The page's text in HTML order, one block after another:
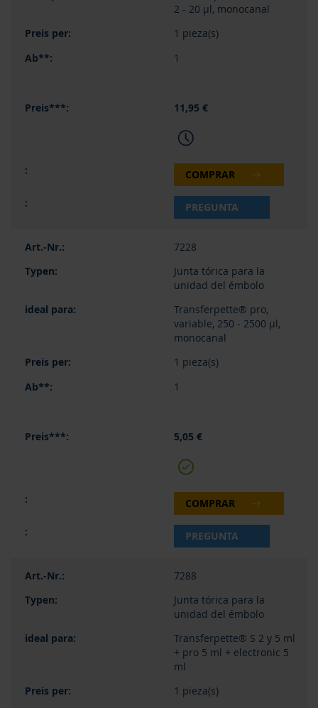
2 - 20 µl, monocanal
1 pieza(s)
1
11,95 €
COMPRAR
PREGUNTA
7228
Junta tórica para la
unidad del émbolo
Transferpette® pro,
variable, 250 - 2500 µl,
monocanal
1 pieza(s)
1
5,05 €
COMPRAR
PREGUNTA
7288
Junta tórica para la
unidad del émbolo
Transferpette® S 2 y 5 ml
+ pro 5 ml + electronic 5
ml
1 pieza(s)